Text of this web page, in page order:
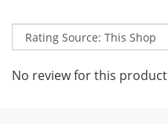
No review for this product